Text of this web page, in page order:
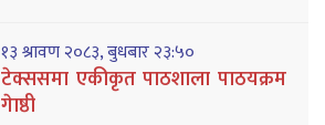
१३ श्रावण २०८३, बुधबार २३:५०
टेक्ससमा एकीकृत पाठशाला पाठयक्रम
गेाष्ठी